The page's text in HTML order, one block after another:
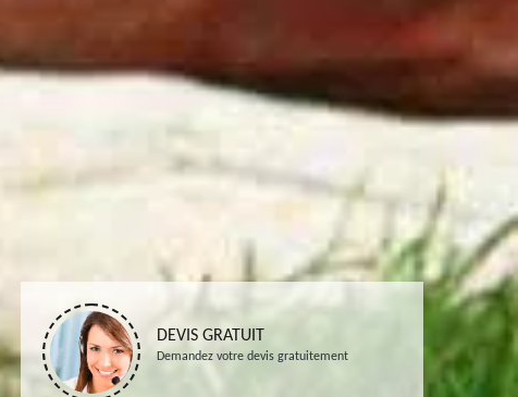
DEVIS GRATUIT
Demandez votre devis gratuitement